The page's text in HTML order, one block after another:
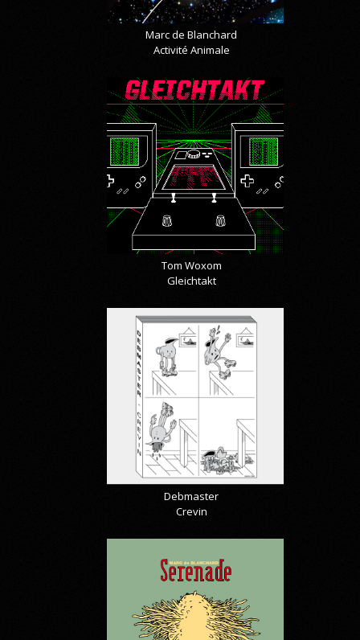
Marc de Blanchard
Activité Animale
Tom Woxom
Gleichtakt
Debmaster
Crevin